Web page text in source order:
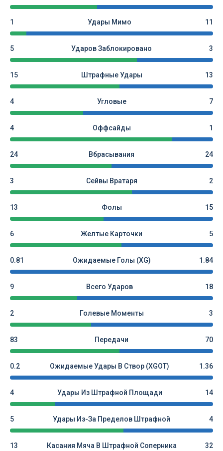
1 Удары Мимо 11
5 Ударов Заблокировано 3
15 Штрафные Удары 13
4 Угловые 7
4 Оффсайды 1
24 Вбрасывания 24
3 Сейвы Вратаря 2
13 Фолы 15
6 Желтые Карточки 5
0.81 Ожидаемые Голы (xG) 1.84
9 Всего Ударов 18
2 Голевые Моменты 3
83 Передачи 70
0.2 Ожидаемые Удары В Створ (xGOT) 1.36
4 Удары Из Штрафной Площади 14
5 Удары Из-За Пределов Штрафной 4
13 Касания Мяча В Штрафной Соперника 32